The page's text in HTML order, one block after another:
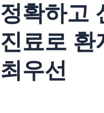
정확하고
진료로 환
최우선